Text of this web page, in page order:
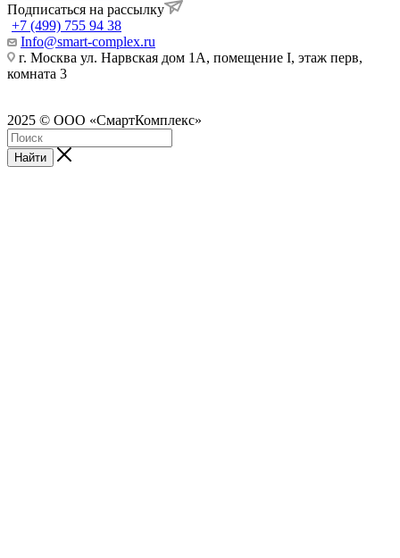
Подписаться на рассылку
+7 (499) 755 94 38
Info@smart-complex.ru
г. Москва ул. Нарвская дом 1А, помещение I, этаж перв,
комната 3
2025 © ООО «СмартКомплекс»
Найти